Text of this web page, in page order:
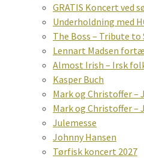
GRATIS Koncert ved
Underholdning med
The Boss – Tribute
Lennart Madsen
Almost Irish – Irsk
Kasper Buch
Mark og Christoffer –
Mark og Christoffer –
Julemesse
Johnny Hansen
Tørfisk koncert 2027